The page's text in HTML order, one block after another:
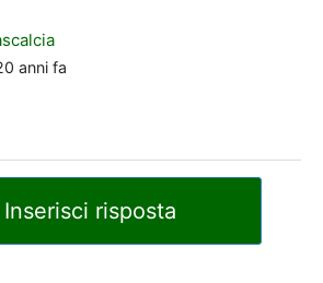
anni fa
Inserisci risposta